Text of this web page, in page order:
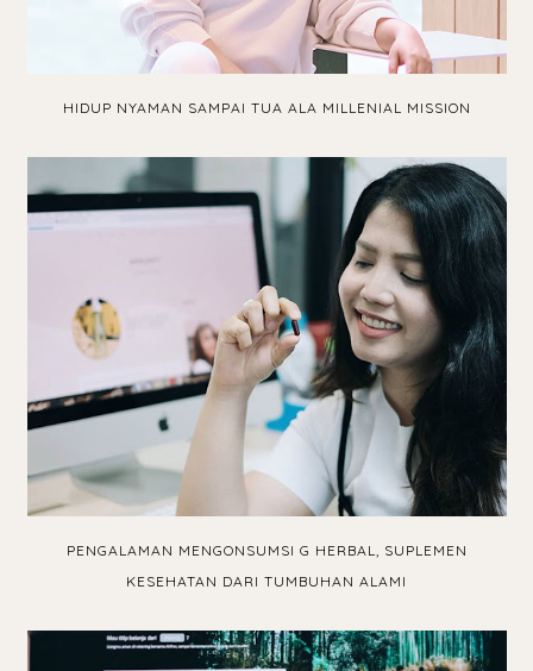
HIDUP NYAMAN SAMPAI TUA ALA MILLENIAL MISSION
PENGALAMAN MENGONSUMSI G HERBAL, SUPLEMEN
KESEHATAN DARI TUMBUHAN ALAMI